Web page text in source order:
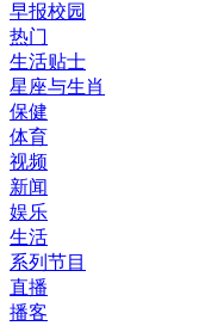
早报校园
热门
生活贴士
星座与生肖
保健
体育
视频
新闻
娱乐
生活
系列节目
直播
播客